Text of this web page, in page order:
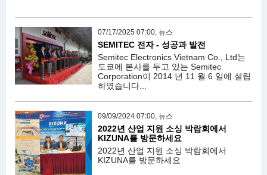
07/17/2025 07:00, 뉴스
SEMITEC 전자 - 성공과 발전
Semitec Electronics Vietnam Co., Ltd는
도쿄에 본사를 두고 있는 Semitec
Corporation이 2014 년 11 월 6 일에 설립
하였습니다...
09/09/2024 07:00, 뉴스
2022년 산업 지원 소싱 박람회에서
KIZUNA를 방문하세요
2022년 산업 지원 소싱 박람회에서
KIZUNA를 방문하세요